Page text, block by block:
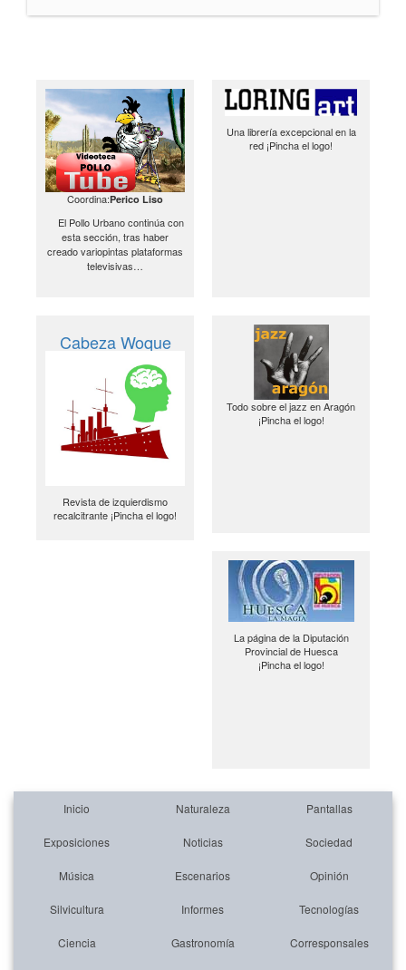
Coordina:Perico Liso
El Pollo Urbano continúa con
esta sección, tras haber
creado variopintas plataformas
televisivas…
Una librería excepcional en la
red ¡Pincha el logo!
Cabeza Woque
Revista de izquierdismo
recalcitrante ¡Pincha el logo!
Todo sobre el jazz en Aragón
¡Pincha el logo!
La página de la Diputación
Provincial de Huesca
¡Pincha el logo!
Inicio Naturaleza Pantallas
Exposiciones Noticias Sociedad
Música Escenarios Opinión
Silvicultura Informes Tecnologías
Ciencia Gastronomía Corresponsales